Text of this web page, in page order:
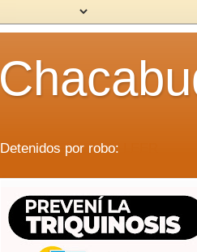
Detenidos por robo: